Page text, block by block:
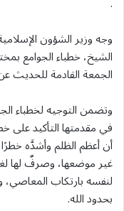
وجه وزير الشؤون
الشيخ، خطباء الجوامع
الجمعة القادمة للحديث
وتضمن التوجيه لخطباء
في مقدمتها التأكيد على
أن أعظم الظلم وأشدَّه
غير موضعها، وصرفٌ لها
لنفسه بارتكاب المعاصي،
بحدود الله.